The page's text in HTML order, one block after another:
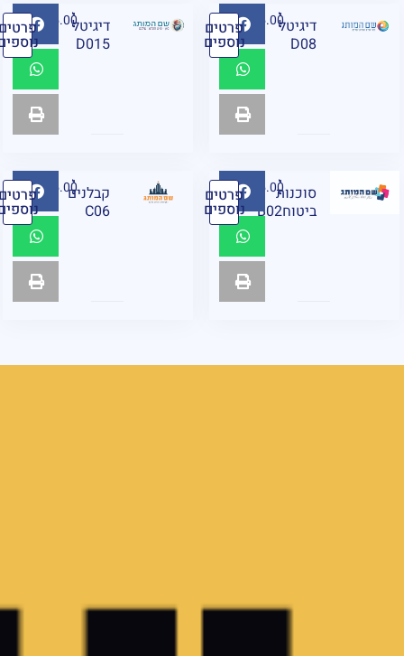
דיגיטל
D08
₪ 95.00 פרטים
נוספים
דיגיטל
D015
₪ 95.00 פרטים
נוספים
⁨סוכנות
ביטוחB02
₪ 95.00 פרטים
נוספים
קבלנים
C06
₪ 95.00 פרטים
נוספים